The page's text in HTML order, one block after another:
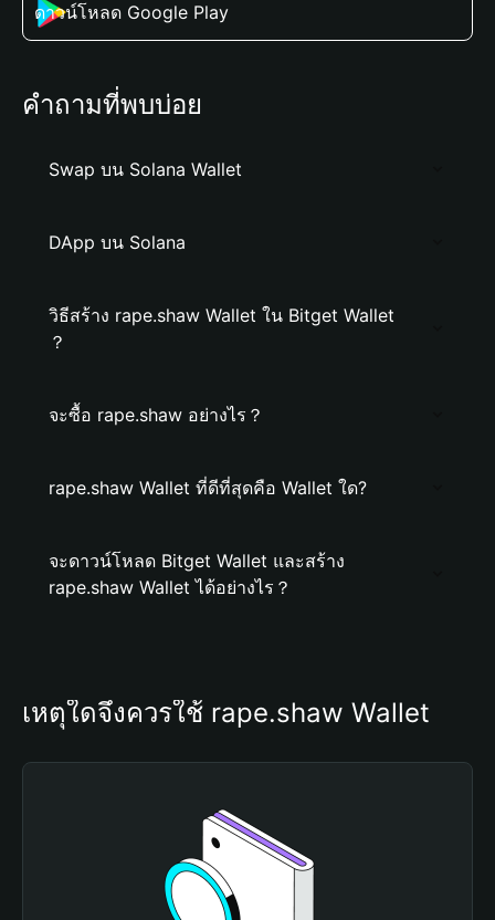
ดาวน์โหลด Google Play
คำถามที่พบบ่อย
Swap บน Solana Wallet
DApp บน Solana
วิธีสร้าง rape.shaw Wallet ใน Bitget Wallet
？
จะซื้อ rape.shaw อย่างไร？
rape.shaw Wallet ที่ดีที่สุดคือ Wallet ใด?
จะดาวน์โหลด Bitget Wallet และสร้าง
rape.shaw Wallet ได้อย่างไร？
เหตุใดจึงควรใช้ rape.shaw Wallet